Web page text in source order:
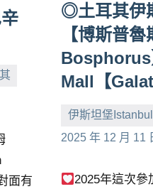
面有
◎土耳其伊
【博斯普
Mall【
伊斯坦堡
2025 年 12 月 11
小
No
2025年這次參